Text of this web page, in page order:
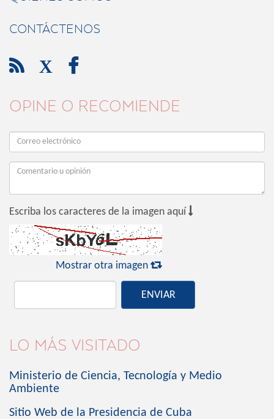
CONTÁCTENOS
 X 
OPINE O RECOMIENDE
Escriba los caracteres de la imagen aquí 
Mostrar otra imagen 
ENVIAR
LO MÁS VISITADO
Ministerio de Ciencia, Tecnología y Medio
Ambiente
Sitio Web de la Presidencia de Cuba